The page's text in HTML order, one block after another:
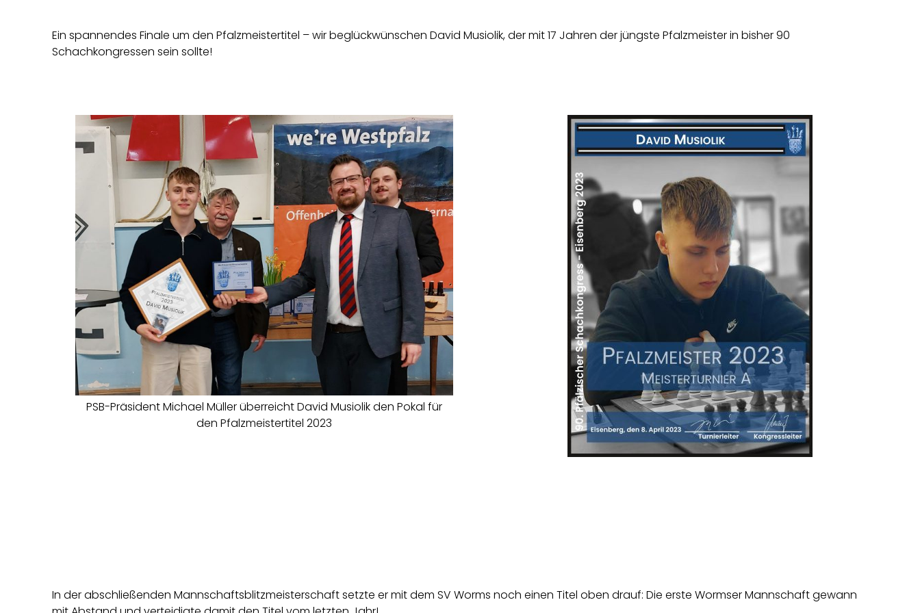
Ein spannendes Finale um den Pfalzmeistertitel – wir beglückwünschen David Musiolik, der mit 17 Jahren der jüngste Pfalzmeister in bisher 90
Schachkongressen sein sollte!
PSB-Präsident Michael Müller überreicht David Musiolik den Pokal für
den Pfalzmeistertitel 2023
In der abschließenden Mannschaftsblitzmeisterschaft setzte er mit dem SV Worms noch einen Titel oben drauf: Die erste Wormser Mannschaft gewann